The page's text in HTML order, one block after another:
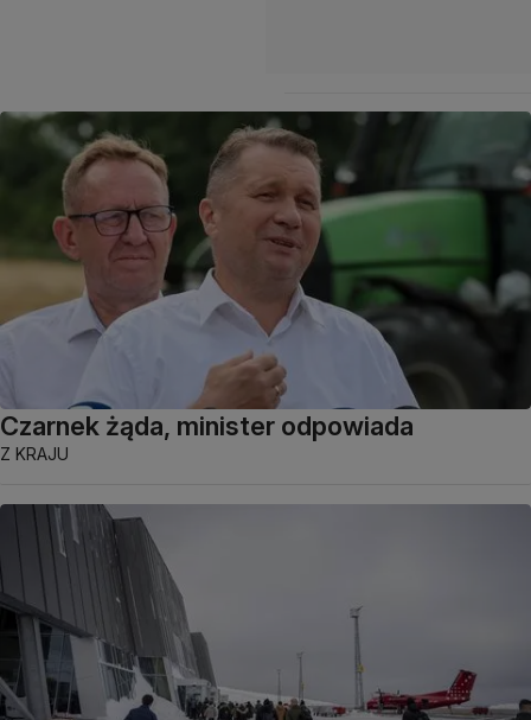
Czarnek żąda, minister odpowiada
Z KRAJU